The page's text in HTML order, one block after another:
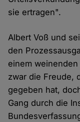
sie ertragen".
Albert Voß und
den
einem
zwar die Freude,
gegeben hat,
Gang durch die